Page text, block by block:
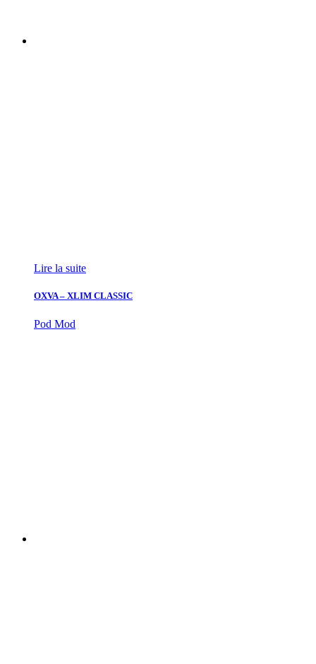
Lire la suite
OXVA – XLIM CLASSIC
Pod Mod